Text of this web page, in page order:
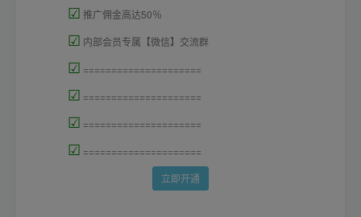
☑ 推广佣金高达50％
☑ 内部会员专属【微信】交流群
☑ =====================
☑ =====================
☑ =====================
☑ =====================
立即开通